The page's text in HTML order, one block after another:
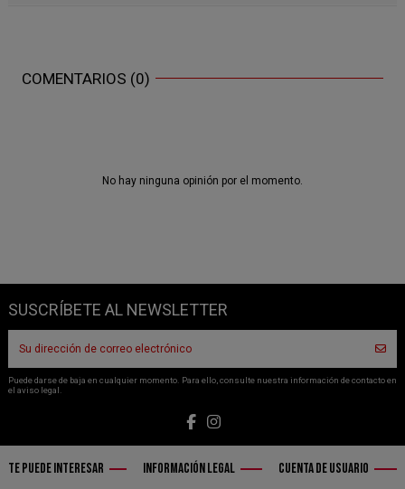
COMENTARIOS (0)
No hay ninguna opinión por el momento.
SUSCRÍBETE AL NEWSLETTER
Puede darse de baja en cualquier momento. Para ello, consulte nuestra información de contacto en
el aviso legal.
TE PUEDE INTERESAR INFORMACIÓN LEGAL CUENTA DE USUARIO